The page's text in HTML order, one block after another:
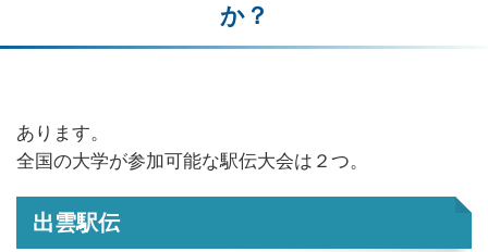
か？
あります。
全国の大学が参加可能な駅伝大会は２つ。
出雲駅伝